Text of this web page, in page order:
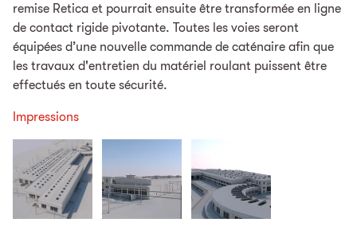
remise Retica et pourrait ensuite être transformée en ligne
de contact rigide pivotante. Toutes les voies seront
équipées d’une nouvelle commande de caténaire afin que
les travaux d'entretien du matériel roulant puissent être
effectués en toute sécurité.
Impressions